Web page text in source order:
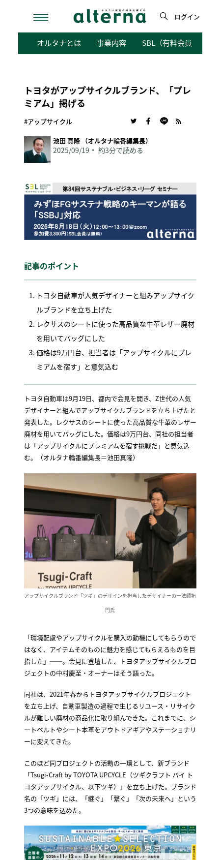
検
ログイン
オルタナとは 事業内容 SBL（有料会員向けサ
トヨタがアップサイクルブランド、「プレ
ミアム」掲げる
#アップサイクル
池田 真隆 （オルタナ輪番編集長）
2025/09/19 約3分で読める
記事のポイント
トヨタ自動車が人気デザイナーと組みアップサイク
ルブランドを立ち上げた
レクサスのシートに使った高品質な牛革レザー廃材
を用いてバッグにした
価格は9万円台、担当者は「アップサイクルにプレ
ミアムを宿す」と意気込む
トヨタ自動車は9月19日、都内で会見を開き、Z世代の人気
デザイナーと組んでアップサイクルブランドを立ち上げたと
発表した。レクサスのシートに使った高品質な牛革のレザー
廃材を用いてバッグにした。価格は9万円台、同社の担当者
は「アップサイクルにプレミアムを宿す挑戦だ」と意気込
む。（オルタナ輪番編集長＝池田真隆）
アップサイクルブランド「ツギ」のデザインを担当したデザイナーの一法師拓
門氏
「環境配慮やアップサイクルを購入の動機にしてもらうので
はなく、アイテムそのものに魅力を感じてもらえるものを目
指した」――。会見に登壇した、トヨタアップサイクルプロ
ジェクトの中村慶至・オーナーはそう語った。
同社は、2021年春からトヨタアップサイクルプロジェクト
を立ち上げ、自動車製造の過程で生じるリユース・リサイク
ルが難しい廃材の商品化に取り組んできた。これまでに、シ
ートベルトやシート本革をアウトドアギアやステーショナリ
ーに変えてきた。
このほど同プロジェクトの活動の一環として、新ブランド
「Tsugi-Craft by TOYOTA UPCYCLE（ツギクラフト バイ ト
ヨタアップサイクル、以下ツギ）」を立ち上げた。ブランド
名の「ツギ」には、「継ぐ」「繋ぐ」「次の未来へ」という
3つの意味を込めた。